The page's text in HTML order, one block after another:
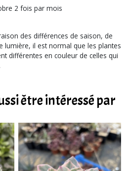
2 fois par mois
des différences de saison, de
lumière, il est normal que les plantes
différentes en couleur de celles qui
être intéressé par